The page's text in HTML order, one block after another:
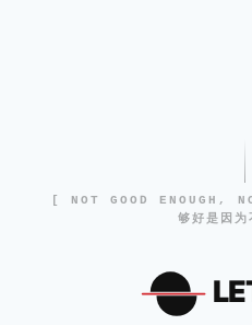
[ NOT GOOD ENOUGH,
够好是因